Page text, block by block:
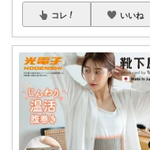
コレ いいね